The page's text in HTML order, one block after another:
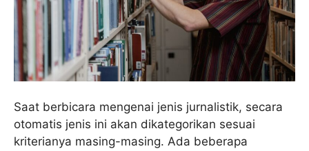
Saat berbicara mengenai jenis jurnalistik, secara
otomatis jenis ini akan dikategorikan sesuai
kriterianya masing-masing. Ada beberapa